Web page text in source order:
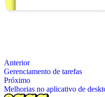
Anterior
Gerenciamento de tarefas
Próximo
Melhorias no aplicativo de